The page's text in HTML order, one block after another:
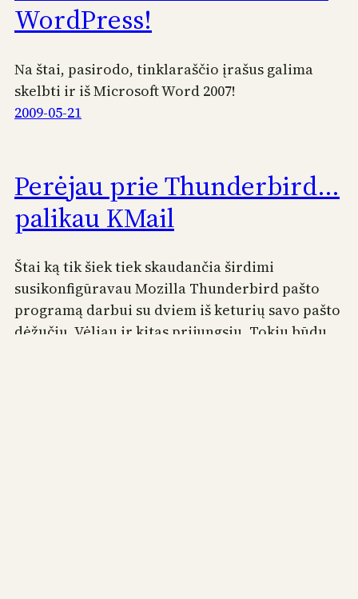
WordPress!
Na štai, pasirodo, tinklaraščio įrašus galima
skelbti ir iš Microsoft Word 2007!
2009-05-21
Perėjau prie Thunderbird…
palikau KMail
Štai ką tik šiek tiek skaudančia širdimi
susikonfigūravau Mozilla Thunderbird pašto
programą darbui su dviem iš keturių savo pašto
dėžučių. Vėliau ir kitas prijungsiu. Tokiu būdu